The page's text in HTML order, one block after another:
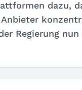
dazu,
Regierung